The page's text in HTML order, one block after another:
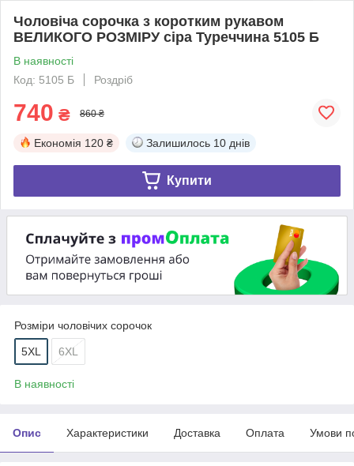
Чоловіча сорочка з коротким рукавом
ВЕЛИКОГО РОЗМІРУ сіра Туреччина 5105 Б
В наявності
Код: 5105 Б
Роздріб
740 ₴ 860 ₴
Економія 120 ₴ Залишилось 10 днів
Купити
Розміри чоловічих сорочок
5XL 6XL
В наявності
Опис Характеристики Доставка Оплата Умови